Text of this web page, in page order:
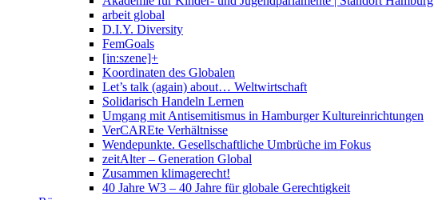
arbeit global
D.I.Y. Diversity
FemGoals
[in:szene]+
Koordinaten des Globalen
Let’s talk (again) about… Weltwirtschaft
Solidarisch Handeln Lernen
Umgang mit Antisemitismus in Hamburger Kultureinrichtungen
VerCAREte Verhältnisse
Wendepunkte. Gesellschaftliche Umbrüche im Fokus
zeitAlter – Generation Global
Zusammen klimagerecht!
40 Jahre W3 – 40 Jahre für globale Gerechtigkeit